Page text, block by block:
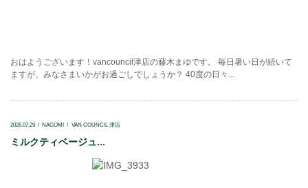
おはようございます！vancouncil津店の藤木まゆです。 毎日暑い日が続いて
ますが、みなさまいかがお過ごしでしょうか？ 40度の日々...
2026.07.29 NAGOMI VAN COUNCIL 津店
ミルクティベージュ...